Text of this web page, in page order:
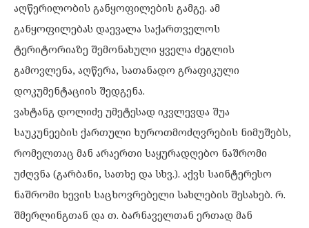
აღწერილობის განყოფილების გამგე. ამ
განყოფილებას დაევალა საქართველოს
ტერიტორიაზე შემონახული ყველა ძეგლის
გამოვლენა, აღწერა, სათანადო გრაფიკული
დოკუმენტაციის შედგენა.
ვახტანგ დოლიძე უმეტესად იკვლევდა შუა
საუკუნეების ქართული ხუროთმოძღვრების ნიმუშებს,
რომელთაც მან არაერთი საყურადღებო ნაშრომი
უძღვნა (გარბანი, სათხე და სხვ.). აქვს საინტერესო
ნაშრომი ხევის საცხოვრებელი სახლების შესახებ. რ.
შმერლინგთან და თ. ბარნაველთან ერთად მან